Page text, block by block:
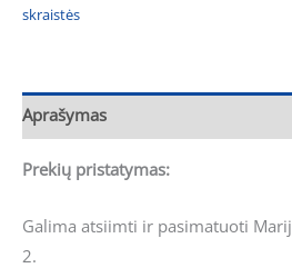
skraistės
Aprašymas
Prekių pristatymas:
Galima atsiimti ir pasimatuoti
2.